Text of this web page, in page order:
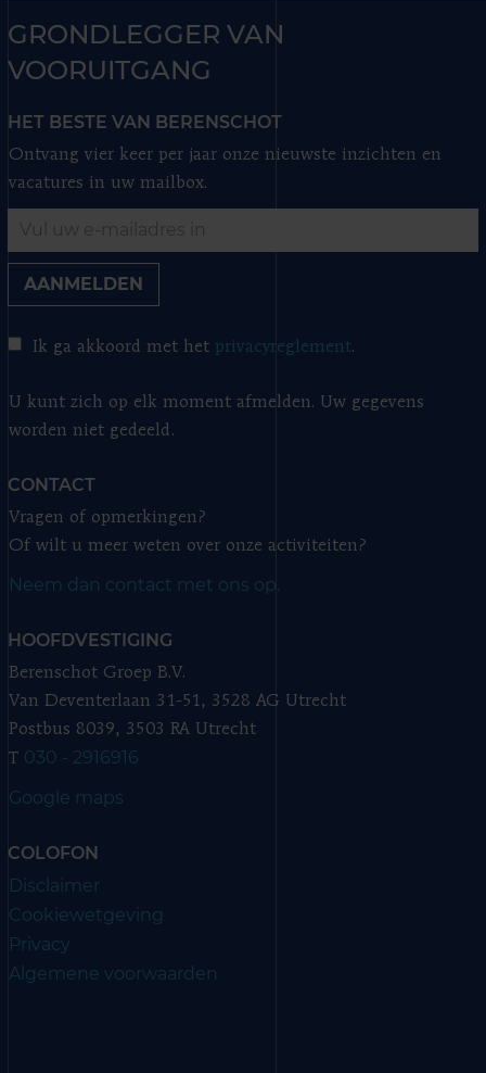
GRONDLEGGER VAN
VOORUITGANG
HET BESTE VAN BERENSCHOT
Ontvang vier keer per jaar onze nieuwste inzichten en
vacatures in uw mailbox.
AANMELDEN
Ik ga akkoord met het privacyreglement.
U kunt zich op elk moment afmelden. Uw gegevens
worden niet gedeeld.
CONTACT
Vragen of opmerkingen?
Of wilt u meer weten over onze activiteiten?
Neem dan contact met ons op.
HOOFDVESTIGING
Berenschot Groep B.V.
Van Deventerlaan 31-51, 3528 AG Utrecht
Postbus 8039, 3503 RA Utrecht
T 030 - 2916916
Google maps
COLOFON
Disclaimer
Cookiewetgeving
Privacy
Algemene voorwaarden